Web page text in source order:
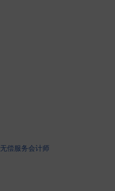
无偿服务会计师